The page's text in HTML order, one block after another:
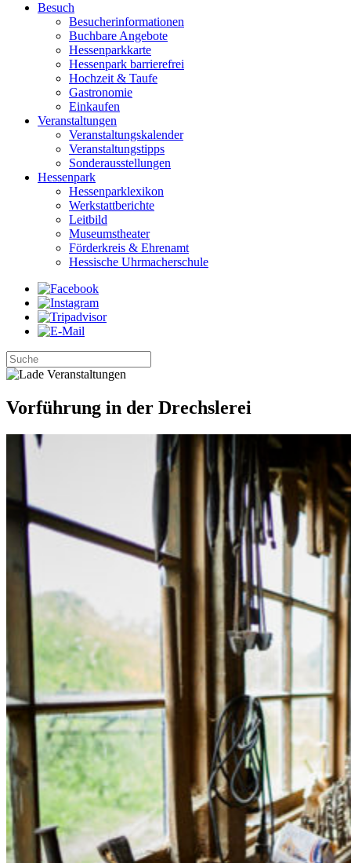
Besuch
Besucherinformationen
Buchbare Angebote
Hessenparkkarte
Hessenpark barrierefrei
Hochzeit & Taufe
Gastronomie
Einkaufen
Veranstaltungen
Veranstaltungskalender
Veranstaltungstipps
Sonderausstellungen
Hessenpark
Hessenparklexikon
Werkstattberichte
Leitbild
Museumstheater
Förderkreis & Ehrenamt
Hessische Uhrmacherschule
Vorführung in der Drechslerei